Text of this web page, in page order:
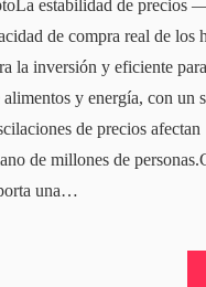
estabilidad de precios
de compra real de los
la inversión y eficiente
y energía, con un
de precios afectan
de millones de
una…